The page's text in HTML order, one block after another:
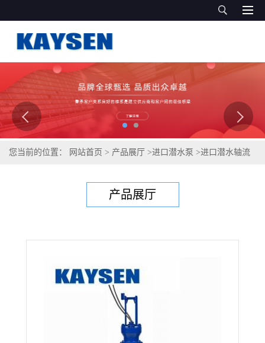
您当前的位置： 网站首页 > 产品展厅 >进口潜水泵 >进口潜水轴流
产品展厅